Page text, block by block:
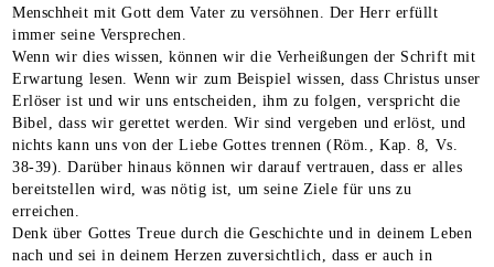
Menschheit mit Gott dem Vater zu versöhnen. Der Herr erfüllt
immer seine Versprechen.
Wenn wir dies wissen, können wir die Verheißungen der Schrift mit
Erwartung lesen. Wenn wir zum Beispiel wissen, dass Christus unser
Erlöser ist und wir uns entscheiden, ihm zu folgen, verspricht die
Bibel, dass wir gerettet werden. Wir sind vergeben und erlöst, und
nichts kann uns von der Liebe Gottes trennen (Röm., Kap. 8, Vs.
38-39). Darüber hinaus können wir darauf vertrauen, dass er alles
bereitstellen wird, was nötig ist, um seine Ziele für uns zu
erreichen.
Denk über Gottes Treue durch die Geschichte und in deinem Leben
nach und sei in deinem Herzen zuversichtlich, dass er auch in